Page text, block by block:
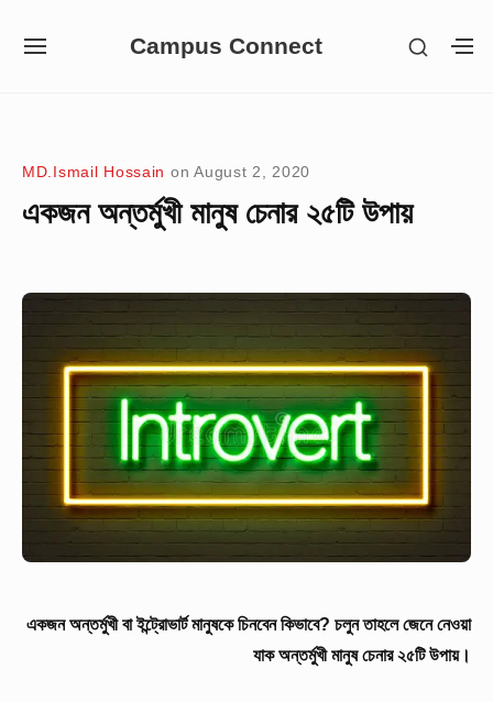
Campus Connect
SITE
SHOW
MD.Ismail Hossain on August 2, 2020
একজন অন্তর্মুখী মানুষ চেনার ২৫টি উপায়
একজন অন্তর্মুখী বা ইন্ট্রোভার্ট মানুষকে চিনবেন কিভাবে? চলুন তাহলে জেনে নেওয়া
যাক অন্তর্মুখী মানুষ চেনার ২৫টি উপায়।